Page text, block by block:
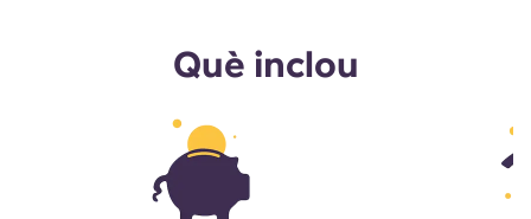
Què inclou